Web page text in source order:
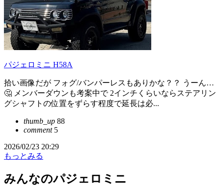
パジェロミニ H58A
拾い画像だが フォグ/バンパーレスもありかな？？ うーん…
🤔 メンバーダウンも考案中で 2インチくらいならステアリン
グシャフトの位置をずらす程度で延長は必...
thumb_up 88
comment5
2026/02/23 20:29
もっとみる
みんなのパジェロミニ